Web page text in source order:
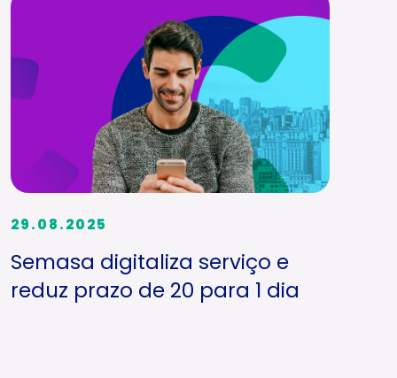
29.08.2025
Semasa digitaliza serviço e
reduz prazo de 20 para 1 dia